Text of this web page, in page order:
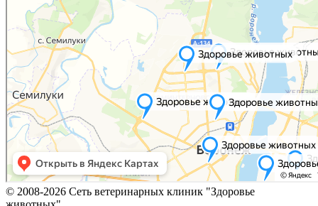
© 2008-2026 Сеть ветеринарных клиник "Здоровье